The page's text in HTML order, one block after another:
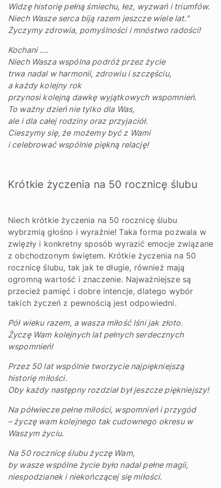
Widzę historię pełną śmiechu, łez, wyzwań i triumfów.
Niech Wasze serca biją razem jeszcze wiele lat."
Życzymy zdrowia, pomyślności i mnóstwo radości!
Kochani ....
Niech Wasza wspólna podróż przez życie
trwa nadal w harmonii, zdrowiu i szczęściu,
a każdy kolejny rok
przynosi kolejną dawkę wyjątkowych wspomnień.
To ważny dzień nie tylko dla Was,
ale i dla całej rodziny oraz przyjaciół.
Cieszymy się, że możemy być z Wami
i celebrować wspólnie piękną relację!
Krótkie życzenia na 50 rocznicę ślubu
Niech krótkie życzenia na 50 rocznicę ślubu
wybrzmią głośno i wyraźnie! Taka forma pozwala w
zwięzły i konkretny sposób wyrazić emocje związane
z obchodzonym świętem. Krótkie życzenia na 50
rocznicę ślubu, tak jak te długie, również mają
ogromną wartość i znaczenie. Najważniejsze są
przecież pamięć i dobre intencje, dlatego wybór
takich życzeń z pewnością jest odpowiedni.
Pół wieku razem, a wasza miłość lśni jak złoto.
Życzę Wam kolejnych lat pełnych serdecznych
wspomnień!
Przez 50 lat wspólnie tworzycie najpiękniejszą
historię miłości.
Oby każdy następny rozdział był jeszcze piękniejszy!
Na półwiecze pełne miłości, wspomnień i przygód
– życzę wam kolejnego tak cudownego okresu w
Waszym życiu.
Na 50 rocznicę ślubu życzę Wam,
by wasze wspólne życie było nadal pełne magii,
niespodzianek i niekończącej się miłości.